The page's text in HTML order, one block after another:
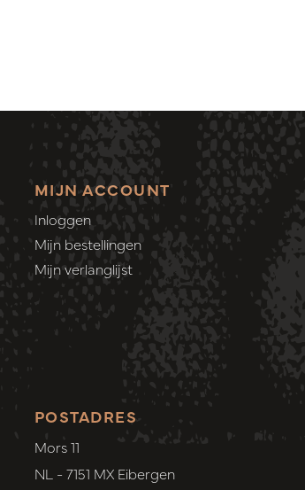
MIJN ACCOUNT
Inloggen
Mijn bestellingen
Mijn verlanglijst
POSTADRES
Mors 11
NL - 7151 MX Eibergen